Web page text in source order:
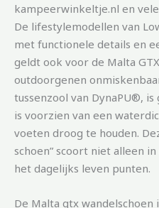
kampeerwinkeltje.nl en
De lifestylemodellen van
met functionele details en
geldt ook voor de Malta
outdoorgenen
tussenzool van DynaPU®,
is voorzien van een
voeten droog te houden.
schoen” scoort niet alleen
het dagelijks leven punten.
De Malta gtx